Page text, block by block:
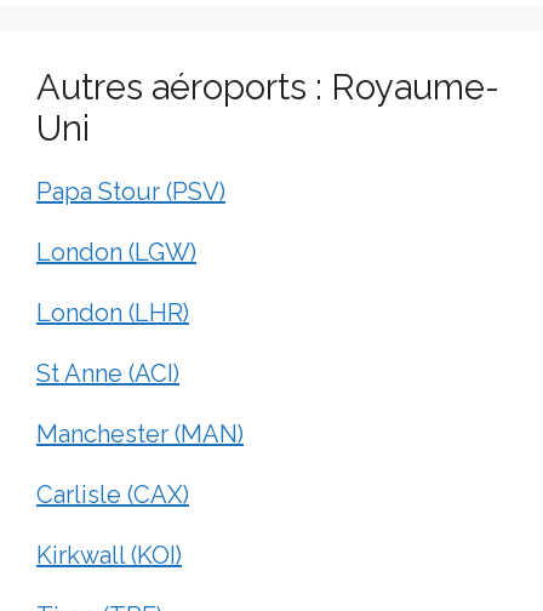
Autres aéroports : Royaume-
Uni
Papa Stour (PSV)
London (LGW)
London (LHR)
St Anne (ACI)
Manchester (MAN)
Carlisle (CAX)
Kirkwall (KOI)